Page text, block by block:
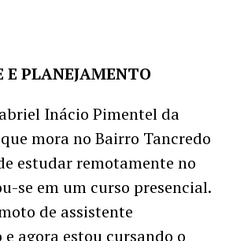
E PLANEJAMENTO
Inácio Pimentel da
mora no Bairro Tancredo
estudar remotamente no
se em um curso presencial.
de assistente
agora estou cursando o